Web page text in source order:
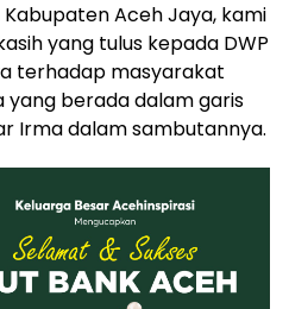
Aceh Jaya, kami
yang tulus kepada DWP
terhadap masyarakat
yang berada dalam garis
Irma dalam sambutannya.